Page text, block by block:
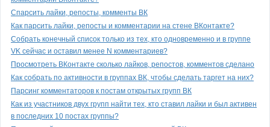
Спарсить лайки, репосты, комменты ВК
Как парсить лайки, репосты и комментарии на стене ВКонтакте?
Собрать конечный список только из тех, кто одновременно и в группе
VK сейчас и оставил менее N комментариев?
Просмотреть ВКонтакте сколько лайков, репостов, комментов сделано
Как собрать по активности в группах ВК, чтобы сделать таргет на них?
Парсинг комментаторов к постам открытых групп ВК
Как из участников двух групп найти тех, кто ставил лайки и был активен
в последних 10 постах группы?